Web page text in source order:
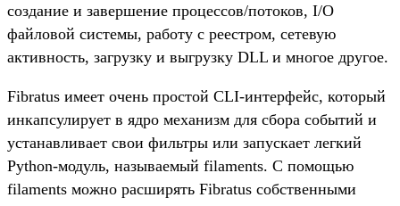
создание и завершение процессов/потоков, I/O
файловой системы, работу с реестром, сетевую
активность, загрузку и выгрузку DLL и многое другое.
Fibratus имеет очень простой CLI-интерфейс, который
инкапсулирует в ядро механизм для сбора событий и
устанавливает свои фильтры или запускает легкий
Python-модуль, называемый filaments. С помощью
filaments можно расширять Fibratus собственными